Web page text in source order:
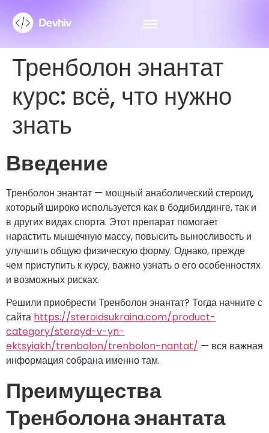
Тренболон энантат
курс: всё, что нужно
знать
Введение
Тренболон энантат — мощный анаболический стероид,
который широко используется как в бодибилдинге, так и
в других видах спорта. Этот препарат помогает
нарастить мышечную массу, повысить выносливость и
улучшить общую физическую форму. Однако, прежде
чем приступить к курсу, важно узнать о его особенностях
и возможных рисках.
Решили приобрести Тренболон энантат? Тогда начните с
сайта https://steroidsukraina.com/product-
category/steroyd-v-yn-
ektsyiakh/trenbolon/trenbolon-nantat/ — вся важная
информация собрана именно там.
Преимущества
Тренболона энантата